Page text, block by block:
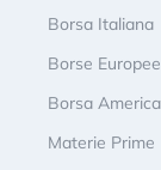
Borsa Italiana
Borse Europee
Borsa
Materie Prime